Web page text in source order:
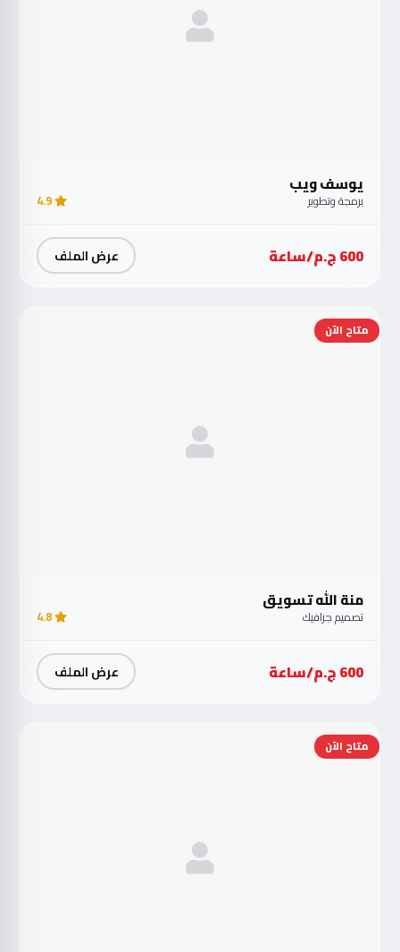
يوسف ويب
برمجة وتطوير 4.9
600 ج.م/ساعة عرض الملف
متاح الآن
منة الله تسويق
تصميم جرافيك 4.8
600 ج.م/ساعة عرض الملف
متاح الآن